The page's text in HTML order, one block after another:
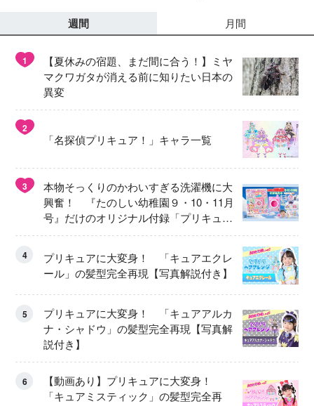
週間 月間
1
【夏休みの宿題、まだ間に合う！】ミヤ
マクワガタが消える前に知りたい日本の
異変
2
「名探偵プリキュア！」キャラ一覧
3
本物そっくりのかわいすぎる洗濯機に大
興奮！ 『たのしい幼稚園９・10・11月
号』だけのオリジナル付録「プリキュ
ア くるくるせんたくき」
4
プリキュアに大変身！ 「キュアエクレ
ール」の髪型完全再現【写真解説付き】
5
プリキュアに大変身！ 「キュアアルカ
ナ・シャドウ」の髪型完全再現【写真解
説付き】
6
【動画あり】プリキュアに大変身！
「キュアミスティック」の髪型完全再